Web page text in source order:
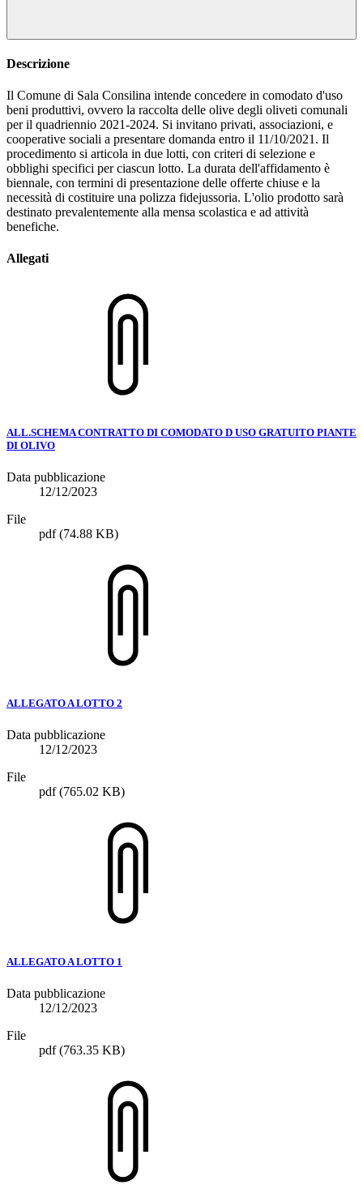
Descrizione
Il Comune di Sala Consilina intende concedere in comodato d'uso
beni produttivi, ovvero la raccolta delle olive degli oliveti comunali
per il quadriennio 2021-2024. Si invitano privati, associazioni, e
cooperative sociali a presentare domanda entro il 11/10/2021. Il
procedimento si articola in due lotti, con criteri di selezione e
obblighi specifici per ciascun lotto. La durata dell'affidamento è
biennale, con termini di presentazione delle offerte chiuse e la
necessità di costituire una polizza fidejussoria. L'olio prodotto sarà
destinato prevalentemente alla mensa scolastica e ad attività
benefiche.
Allegati
ALL.SCHEMA CONTRATTO DI COMODATO D USO GRATUITO PIANTE
DI OLIVO
Data pubblicazione
12/12/2023
File
pdf(74.88 KB)
ALLEGATO A LOTTO 2
Data pubblicazione
12/12/2023
File
pdf(765.02 KB)
ALLEGATO A LOTTO 1
Data pubblicazione
12/12/2023
File
pdf(763.35 KB)